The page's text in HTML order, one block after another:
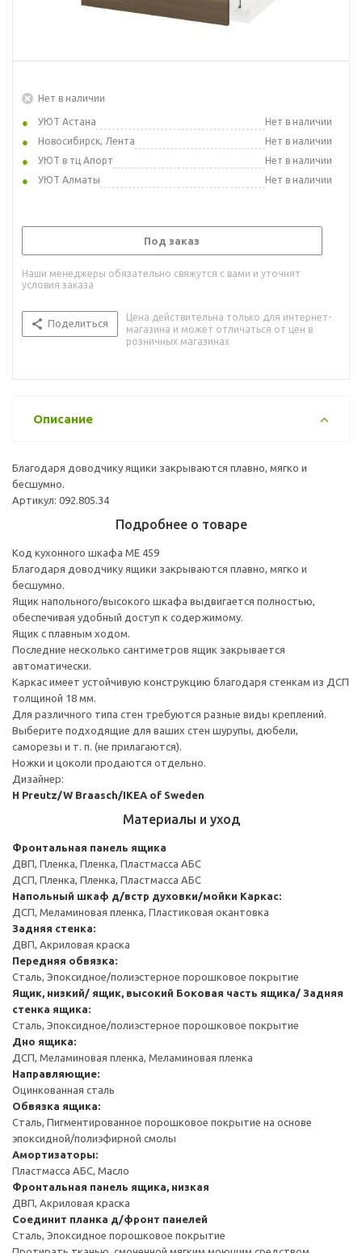
Нет в наличии
УЮТ Астана
Нет в наличии
Новосибирск, Лента
Нет в наличии
УЮТ в тц Апорт
Нет в наличии
УЮТ Алматы
Нет в наличии
Под заказ
Наши менеджеры обязательно свяжутся с вами и уточнят
условия заказа
Поделиться
Цена действительна только для интернет-
магазина и может отличаться от цен в
розничных магазинах
Описание
Благодаря доводчику ящики закрываются плавно, мягко и
бесшумно.
Артикул: 092.805.34
Подробнее о товаре
Код кухонного шкафа ME 459
Благодаря доводчику ящики закрываются плавно, мягко и
бесшумно.
Ящик напольного/высокого шкафа выдвигается полностью,
обеспечивая удобный доступ к содержимому.
Ящик с плавным ходом.
Последние несколько сантиметров ящик закрывается
автоматически.
Каркас имеет устойчивую конструкцию благодаря стенкам из ДСП
толщиной 18 мм.
Для различного типа стен требуются разные виды креплений.
Выберите подходящие для ваших стен шурупы, дюбели,
саморезы и т. п. (не прилагаются).
Ножки и цоколи продаются отдельно.
Дизайнер:
H Preutz/W Braasch/IKEA of Sweden
Материалы и уход
Фронтальная панель ящика
ДВП, Пленка, Пленка, Пластмасса АБС
ДСП, Пленка, Пленка, Пластмасса АБС
Напольный шкаф д/встр духовки/мойки Каркас:
ДСП, Меламиновая пленка, Пластиковая окантовка
Задняя стенка:
ДВП, Акриловая краска
Передняя обвязка:
Сталь, Эпоксидное/полиэстерное порошковое покрытие
Ящик, низкий/ ящик, высокий Боковая часть ящика/ Задняя
стенка ящика:
Сталь, Эпоксидное/полиэстерное порошковое покрытие
Дно ящика:
ДСП, Меламиновая пленка, Меламиновая пленка
Направляющие:
Оцинкованная сталь
Обвязка ящика:
Сталь, Пигментированное порошковое покрытие на основе
эпоксидной/полиэфирной смолы
Амортизаторы:
Пластмасса АБС, Масло
Фронтальная панель ящика, низкая
ДВП, Акриловая краска
Соединит планка д/фронт панелей
Сталь, Эпоксидное порошковое покрытие